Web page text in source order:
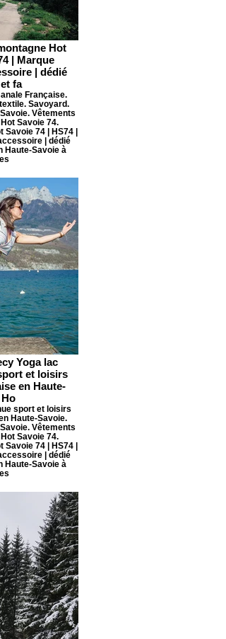
Hot
| Marque
| dédié
fa
Française.
Savoyard.
Vêtements
Savoie 74.
Savoie 74 | HS74 |
| dédié
Haute-Savoie à
Yoga lac
et loisirs
en Haute-
sport et loisirs
Haute-Savoie.
Vêtements
Savoie 74.
Savoie 74 | HS74 |
| dédié
Haute-Savoie à